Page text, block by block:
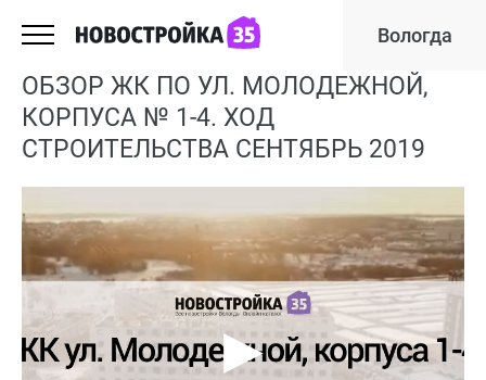
Вологда
ОБЗОР ЖК ПО УЛ. МОЛОДЕЖНОЙ,
КОРПУСА № 1-4. ХОД
СТРОИТЕЛЬСТВА СЕНТЯБРЬ 2019